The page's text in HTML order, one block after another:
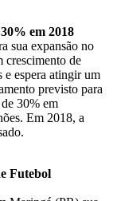
em 2018
sua expansão no
crescimento de
e espera atingir um
previsto para
30% em
Em 2018, a
Futebol